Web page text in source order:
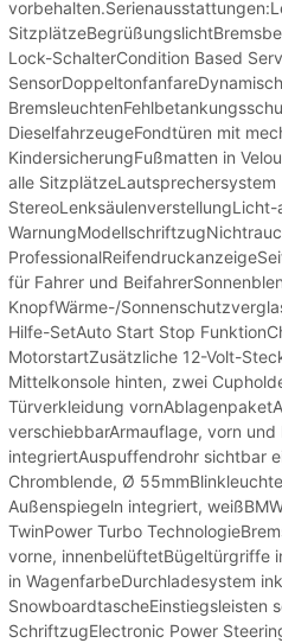
Lock-SchalterCondition Based
DieselfahrzeugeFondtüren mit
KindersicherungFußmatten in
alle SitzplätzeLautsprechersystem
StereoLenksäulenverstellungLicht-
für Fahrer und
KnopfWärme-/
Hilfe-SetAuto Start Stop
MotorstartZusätzliche 12-Volt-
Mittelkonsole hinten, zwei
Türverkleidung
verschiebbarArmauflage, vorn
integriertAuspuffendrohr sichtbar
Chromblende, Ø
Außenspiegeln integriert,
TwinPower Turbo
vorne, innenbelüftetBügeltürgriffe
in WagenfarbeDurchladesystem
SnowboardtascheEinstiegsleisten
SchriftzugElectronic Power